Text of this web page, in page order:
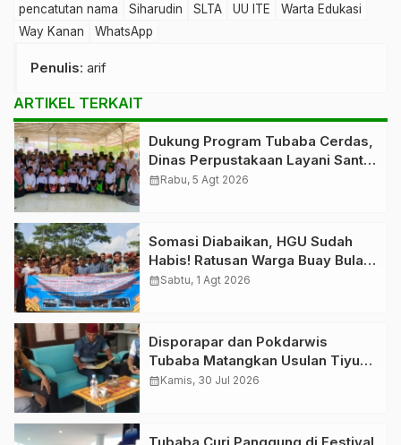
pencatutan nama
Siharudin SLTA UU ITE
Warta Edukasi
Way Kanan
WhatsApp
Penulis: arif
ARTIKEL TERKAIT
Dukung Program Tubaba Cerdas,
Dinas Perpustakaan Layani Santri
Ponpes Darul Hidayah Al Anshori
calendar_monthRabu, 5 Agt 2026
Somasi Diabaikan, HGU Sudah
Habis! Ratusan Warga Buay Bulan
Bersatu Beri Peringatan Terakhir
calendar_monthSabtu, 1 Agt 2026
Disporapar dan Pokdarwis
Tubaba Matangkan Usulan Tiyuh
Pagar Dewa sebagai Tiyuh
calendar_monthKamis, 30 Jul 2026